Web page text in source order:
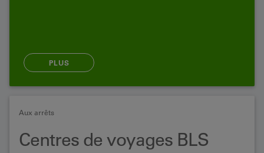
PLUS
Aux arrêts
Centres de voyages BLS